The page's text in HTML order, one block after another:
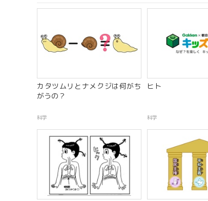
カタツムリとナメクジは何がち
がうの？
科学
ヒト
科学